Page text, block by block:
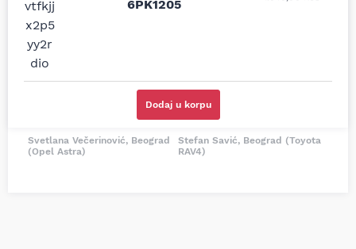
6PK1205
Dodaj u korpu
i definitivno najbolje
cene su ovde. Kupila
sam više puta auto
delove iz MD Auto. Uvek
odgovarajuću opremu.
Svetlana Večerinović, Beograd
(Opel Astra)
tačan naziv i tip
preporučio
odgovarajućeg
proizvođača.
Stefan Savić, Beograd (Toyota
RAV4)